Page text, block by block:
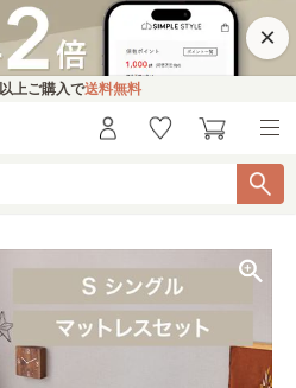
×
以上ご購入で送料無料